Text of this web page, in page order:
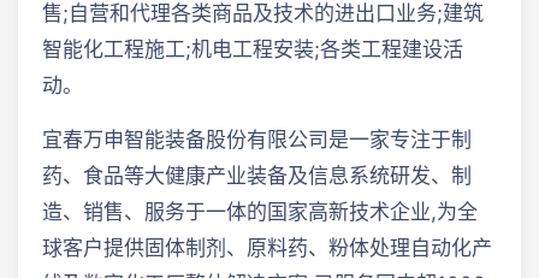
售;自营和代理各类商品及技术的进出口业务;建筑
智能化工程施工;机电工程安装;各类工程建设活
动。
宜春万申智能装备股份有限公司是一家专注于制
药、食品等大健康产业装备及信息系统研发、制
造、销售、服务于一体的国家高新技术企业,为全
球客户提供固体制剂、原料药、粉体处理自动化产